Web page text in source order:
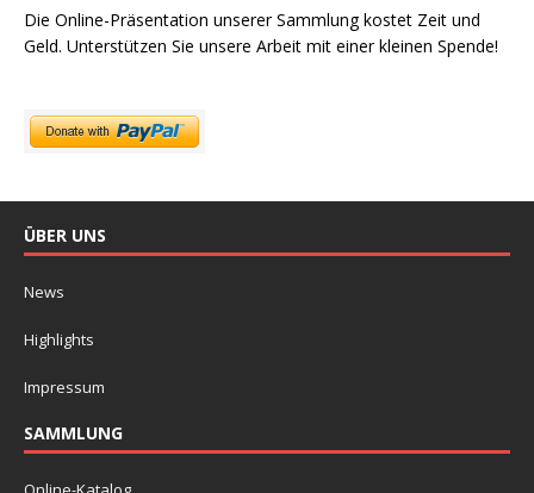
Die Online-Präsentation unserer Sammlung kostet Zeit und
Geld. Unterstützen Sie unsere Arbeit mit einer kleinen Spende!
ÜBER UNS
News
Highlights
Impressum
SAMMLUNG